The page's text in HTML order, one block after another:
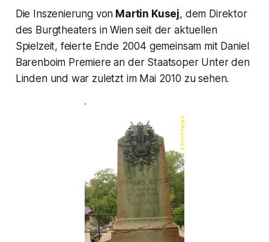
Die Inszenierung von Martin Kusej, dem Direktor
des Burgtheaters in Wien seit der aktuellen
Spielzeit, feierte Ende 2004 gemeinsam mit Daniel
Barenboim Premiere an der Staatsoper Unter den
Linden und war zuletzt im Mai 2010 zu sehen.